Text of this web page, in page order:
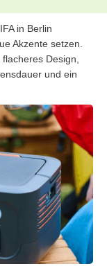
in Berlin
Akzente setzen.
Design,
und ein